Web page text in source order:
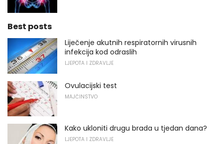
Best posts
Liječenje akutnih respiratornih virusnih
infekcija kod odraslih
LJEPOTA I ZDRAVLJE
Ovulacijski test
MAJČINSTVO
Kako ukloniti drugu brada u tjedan dana?
LJEPOTA I ZDRAVLJE